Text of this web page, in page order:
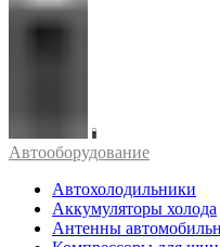
Автооборудование
Автохолодильники
Аккумуляторы холода
Антенны